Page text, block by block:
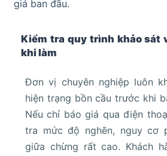
giá ban đầu.
Kiểm tra quy trình khảo sát
khi làm
Đơn vị chuyên nghiệp luôn
hiện trạng bồn cầu trước khi
Nếu chỉ báo giá qua điện
tra mức độ nghẽn, nguy cơ
giữa chừng rất cao. Khách